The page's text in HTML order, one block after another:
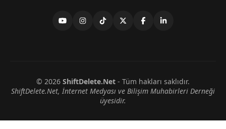
© 2026 ShiftDelete.Net - Tüm hakları saklıdır.
ShiftDelete.Net, İnternet Medyası ve Bilişim Muhabirleri Derneği
üyesidir.